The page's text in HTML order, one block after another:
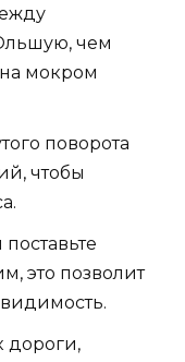
чем
мокром
поворота
чтобы
это позволит
дороги,